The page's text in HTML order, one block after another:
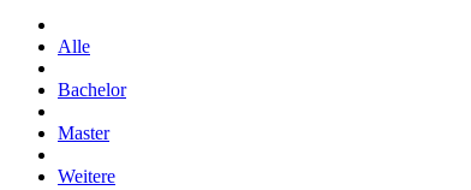
Alle
Bachelor
Master
Weitere